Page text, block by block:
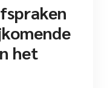
het